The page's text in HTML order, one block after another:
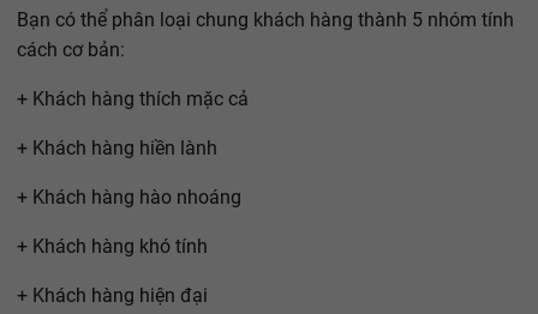
Bạn có thể phân loại chung khách hàng thành 5 nhóm tính
cách cơ bản:
+ Khách hàng thích mặc cả
+ Khách hàng hiền lành
+ Khách hàng hào nhoáng
+ Khách hàng khó tính
+ Khách hàng hiện đại